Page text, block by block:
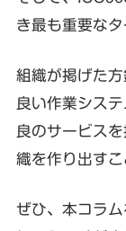
き最も重要なタ
組織が掲げた
良い作業シス
良のサービス
織を作り出すこ
ぜひ、本コラ